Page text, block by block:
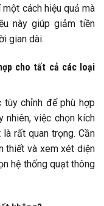
cách hiệu quả mà
này giúp giảm tiền
gian dài.
cho tất cả các loại
chỉnh để phù hợp
nhiên, việc chọn kích
rất quan trọng. Cần
thiết và xem xét diện
hệ thống quạt thông